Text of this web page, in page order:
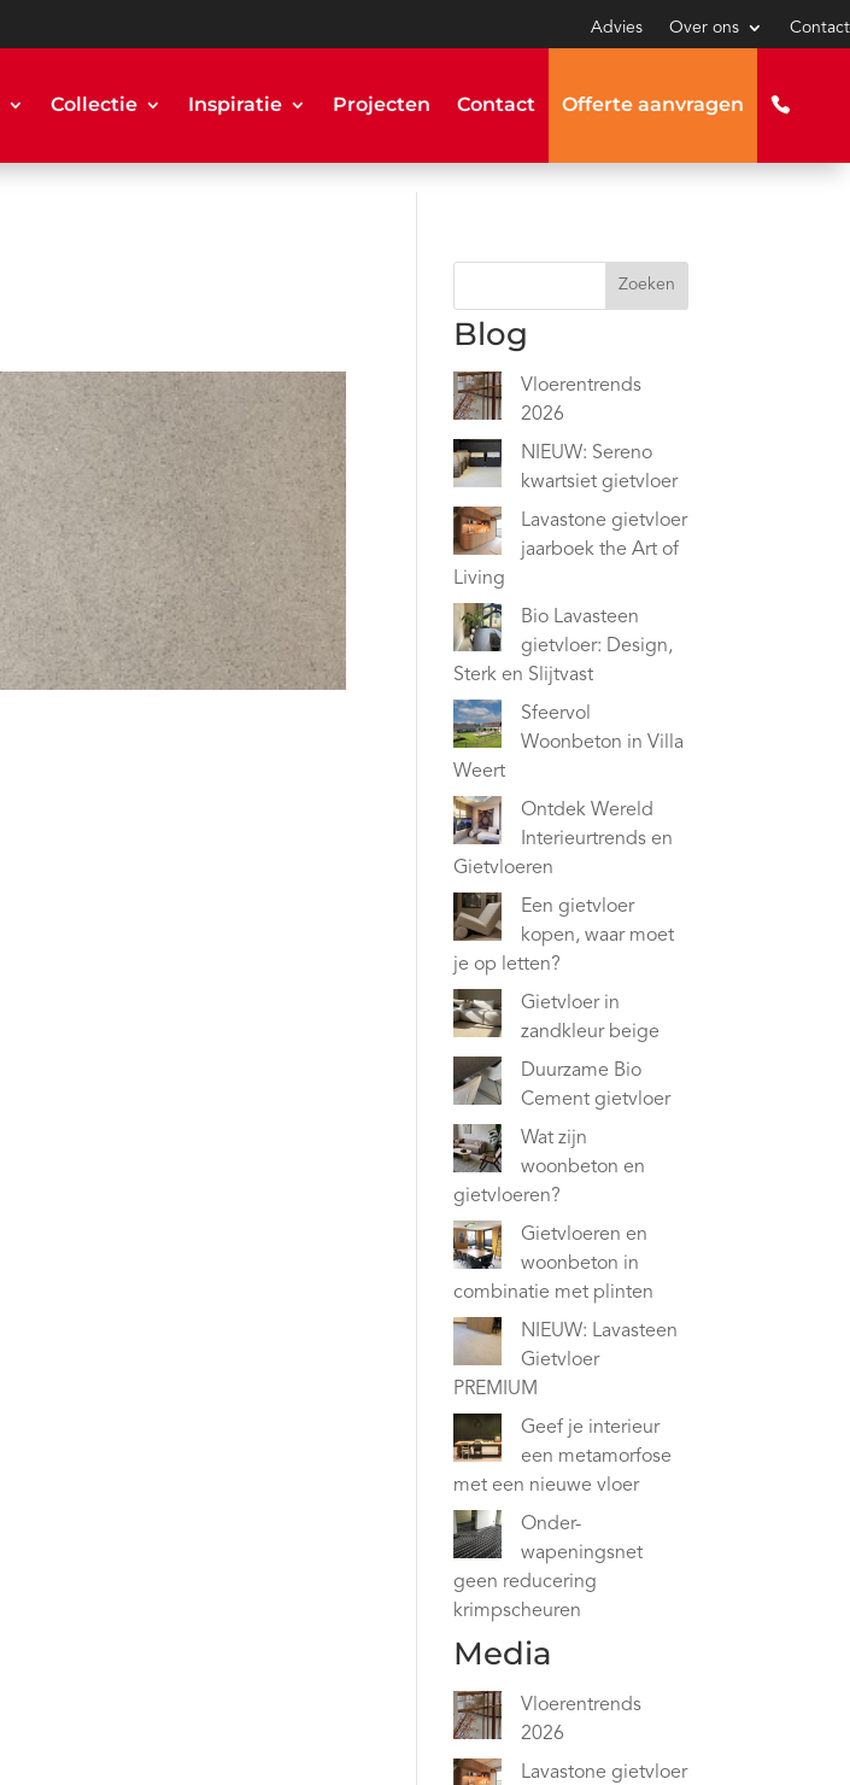
Advies Over ons Contact
Collectie Inspiratie Projecten Contact Offerte aanvragen
Zoeken
Blog
Vloerentrends
2026
NIEUW: Sereno
kwartsiet gietvloer
Lavastone gietvloer
jaarboek the Art of
Living
Bio Lavasteen
gietvloer: Design,
Sterk en Slijtvast
Sfeervol
Woonbeton in Villa
Weert
Ontdek Wereld
Interieurtrends en
Gietvloeren
Een gietvloer
kopen, waar moet
je op letten?
Gietvloer in
zandkleur beige
Duurzame Bio
Cement gietvloer
Wat zijn
woonbeton en
gietvloeren?
Gietvloeren en
woonbeton in
combinatie met plinten
NIEUW: Lavasteen
Gietvloer
PREMIUM
Geef je interieur
een metamorfose
met een nieuwe vloer
Onder-
wapeningsnet
geen reducering
krimpscheuren
Media
Vloerentrends
2026
Lavastone gietvloer